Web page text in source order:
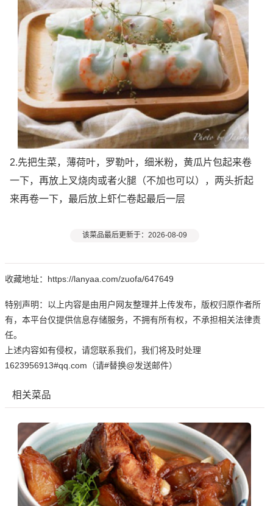
2.先把生菜，薄荷叶，罗勒叶，细米粉，黄瓜片包起来卷
一下，再放上叉烧肉或者火腿（不加也可以），两头折起
来再卷一下，最后放上虾仁卷起最后一层
该菜品最后更新于：2026-08-09
收藏地址：https://lanyaa.com/zuofa/647649
特别声明：以上内容是由用户网友整理并上传发布，版权归原作者所
有，本平台仅提供信息存储服务，不拥有所有权，不承担相关法律责
任。
上述内容如有侵权，请您联系我们，我们将及时处理
1623956913#qq.com（请#替换@发送邮件）
相关菜品